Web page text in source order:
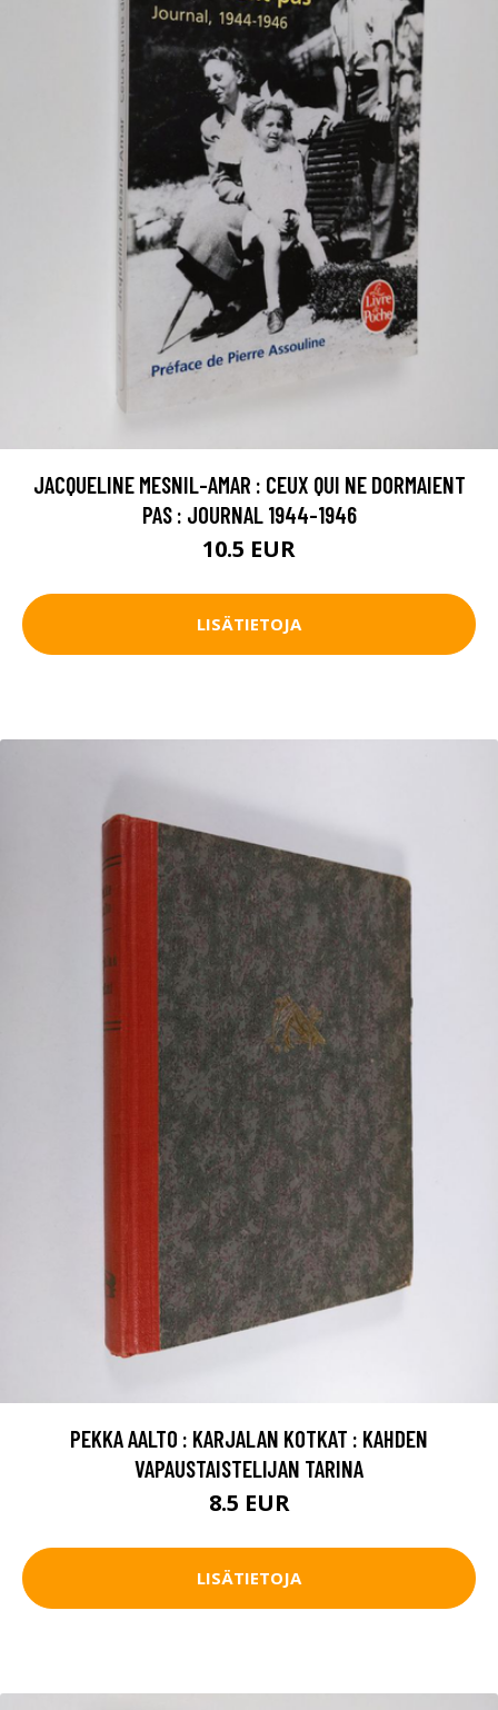
JACQUELINE MESNIL-AMAR : CEUX QUI NE DORMAIENT
PAS : JOURNAL 1944-1946
10.5 EUR
LISÄTIETOJA
PEKKA AALTO : KARJALAN KOTKAT : KAHDEN
VAPAUSTAISTELIJAN TARINA
8.5 EUR
LISÄTIETOJA